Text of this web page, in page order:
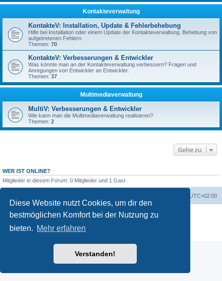
Diese Website nutzt Cookies, um dir den
bestmöglichen Komfort bei der Nutzung zu
bieten. Mehr erfahren
Verstanden!
Kontakteverwaltung
KontakteV: Installation, Update & Fehlerbehebung
Hilfe bei Installation oder einem Update der Kontakteverwaltung. Behebung von
aufgetretenen Fehlern.
Themen: 70
KontakteV: Verbesserungen & Entwickler
Was könnte man an der Kontakteverwaltung verbessern? Fragen und
Anregungen von Entwickler an Entwickler.
Themen: 37
Multimediaverwaltung
MultiV: Verbesserungen & Entwickler
Wie kann man die Multimediaverwaltung realisieren?
Themen: 2
Gehe zu
WER IST ONLINE?
Mitglieder in diesem Forum: 0 Mitglieder und 1 Gast
UTC+02:00
Powered byphpBB ® Forum Software © phpBB Limited
Datenschutz